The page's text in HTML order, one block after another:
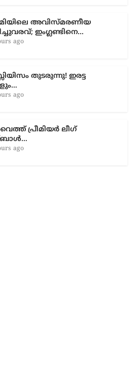
അവിസ്മരണീയ
ഇംഗ്ലണ്ടിനെ…
ago
തുടരുന്നു! ഇരട്ട
ago
പ്രീമിയർ ലീഗ്
ago